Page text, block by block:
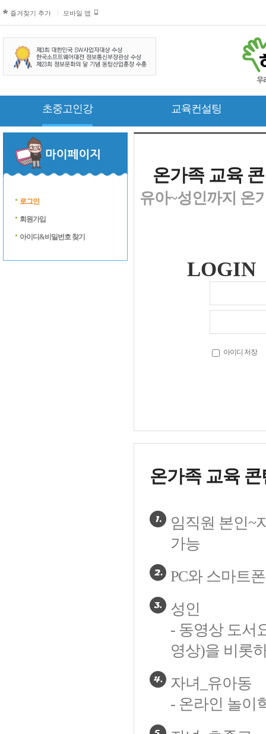
즐겨찾기 추가 모바일 앱
초중고인강 교육컨설팅
로그인
회원가입
아이디&비밀번호 찾기
온가족 교육
유아~성인까지 온
LOGIN
아이디 저장
온가족 교육
임직원 본인~
가능
PC와 스마트
성인
- 동영상 도서
영상)을 비롯
자녀_유아동
- 온라인 놀이